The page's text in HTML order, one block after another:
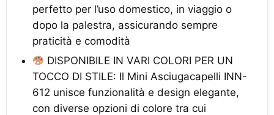
perfetto per l’uso domestico, in viaggio o
dopo la palestra, assicurando sempre
praticità e comodità
DISPONIBILE IN VARI COLORI PER UN
TOCCO DI STILE: Il Mini Asciugacapelli INN-
612 unisce funzionalità e design elegante,
con diverse opzioni di colore tra cui